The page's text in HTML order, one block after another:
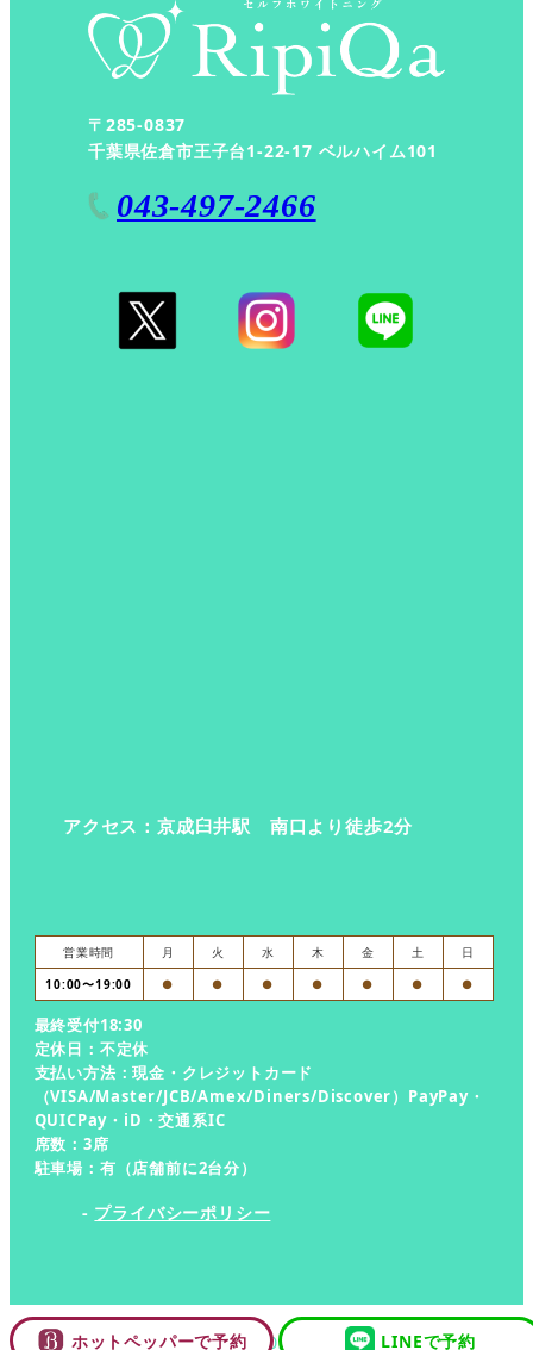
〒285-0837
千葉県佐倉市王子台1-22-17 ベルハイム101
043-497-2466
営業時間 月 火 水 木 金 土
日
10:00〜19:00
● ● ● ● ● ● ●
最終受付18:30
定休日：不定休
支払い方法：現金・クレジットカード
（VISA/Master/JCB/Amex/Diners/Discover）PayPay・
QUICPay・iD・交通系IC
席数：3席
駐車場：有（店舗前に2台分）
プライバシーポリシー
アクセス：京成臼井駅 南口より徒歩2分
Copyright 2023 RipiQa.
ホットペッパーで予約 LINEで予約